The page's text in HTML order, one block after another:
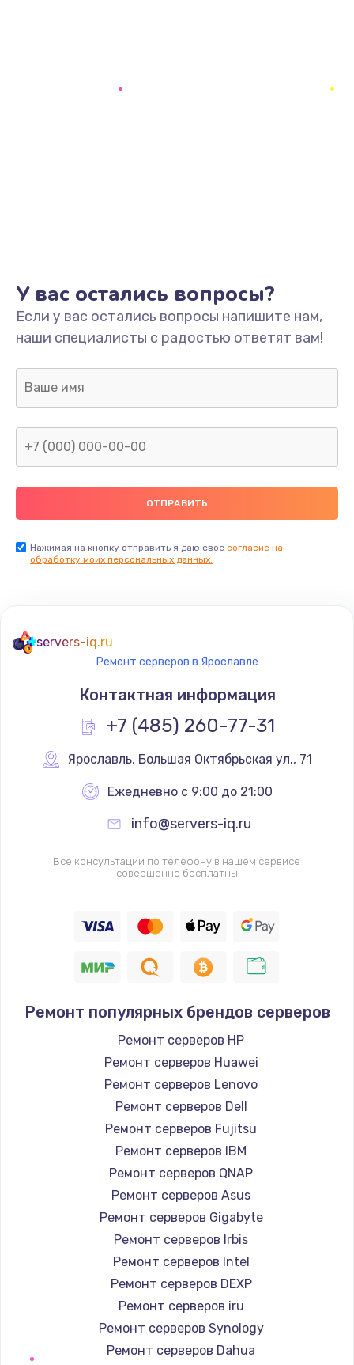
У вас остались вопросы?
Если у вас остались вопросы напишите нам,
наши специалисты с радостью ответят вам!
Нажимая на кнопку отправить я даю свое согласие на
обработку моих персональных данных.
servers-iq.ru
Ремонт серверов в Ярославле
Контактная информация
+7 (485) 260-77-31
Ярославль, Большая Октябрьская ул., 71
Ежедневно с 9:00 до 21:00
info@servers-iq.ru
Все консультации по телефону в нашем сервисе
совершенно бесплатны
Ремонт популярных брендов серверов
Ремонт серверов HP
Ремонт серверов Huawei
Ремонт серверов Lenovo
Ремонт серверов Dell
Ремонт серверов Fujitsu
Ремонт серверов IBM
Ремонт серверов QNAP
Ремонт серверов Asus
Ремонт серверов Gigabyte
Ремонт серверов Irbis
Ремонт серверов Intel
Ремонт серверов DEXP
Ремонт серверов iru
Ремонт серверов Synology
Ремонт серверов Dahua